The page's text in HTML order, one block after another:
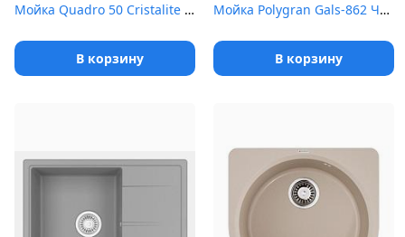
Мойка Quadro 50 Cristalite альпина
В корзину
Мойка Polygran Gals-862 Черный 16
В корзину